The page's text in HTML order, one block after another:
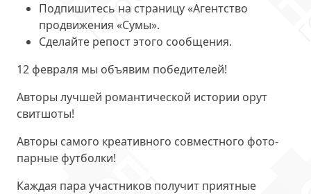
Подпишитесь на страницу «Агентство
продвижения «Сумы».
Сделайте репост этого сообщения.
12 февраля мы объявим победителей!
Авторы лучшей романтической истории орут
свитшоты!
Авторы самого креативного совместного фото-
парные футболки!
Каждая пара участников получит приятные